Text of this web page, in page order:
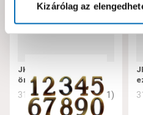
Kizárólag az
JKH ajtószám antik 5
öntapadós sb
319230 5 ( 1)